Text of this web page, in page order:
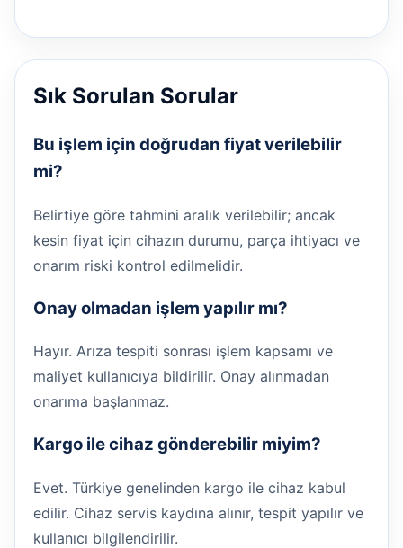
Sık Sorulan Sorular
Bu işlem için doğrudan fiyat verilebilir
mi?
Belirtiye göre tahmini aralık verilebilir; ancak
kesin fiyat için cihazın durumu, parça ihtiyacı ve
onarım riski kontrol edilmelidir.
Onay olmadan işlem yapılır mı?
Hayır. Arıza tespiti sonrası işlem kapsamı ve
maliyet kullanıcıya bildirilir. Onay alınmadan
onarıma başlanmaz.
Kargo ile cihaz gönderebilir miyim?
Evet. Türkiye genelinden kargo ile cihaz kabul
edilir. Cihaz servis kaydına alınır, tespit yapılır ve
kullanıcı bilgilendirilir.